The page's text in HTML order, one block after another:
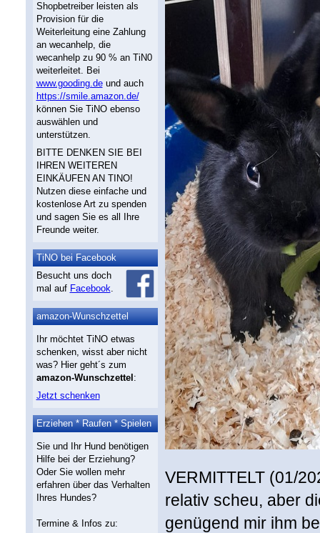
Shopbetreiber leisten als
Provision für die
Weiterleitung eine Zahlung
an wecanhelp, die
wecanhelp zu 90 % an TiN0
weiterleitet. Bei
www.gooding.deund auch
https://smile.amazon.de/
können Sie TiNO ebenso
auswählen und
unterstützen.
BITTE DENKEN SIE BEI
IHREN WEITEREN
EINKÄUFEN AN TINO!
Nutzen diese einfache und
kostenlose Art zu spenden
und sagen Sie es all Ihre
Freunde weiter.
TiNO bei Facebook
Besucht uns doch
mal auf Facebook.
amazon-Wunschzettel
Ihr möchtet TiNO etwas
schenken, wisst aber nicht
was? Hier geht´s zum
amazon-Wunschzettel :
Jetzt schenken
Erziehen * Raufen * Spielen
Sie und Ihr Hund benötigen
Hilfe bei der Erziehung?
Oder Sie wollen mehr
erfahren über das Verhalten
Ihres Hundes?
Termine & Infos zu:
VERMITTELT (01/
relativ scheu, aber
genügend mir ihm